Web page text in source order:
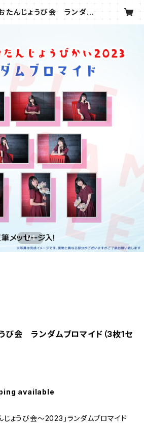
たんじょうび会 ランダム
1/1
び会 ランダムブロマイド（3枚1セ
available
ょうび会〜2023」ランダムブロマイド